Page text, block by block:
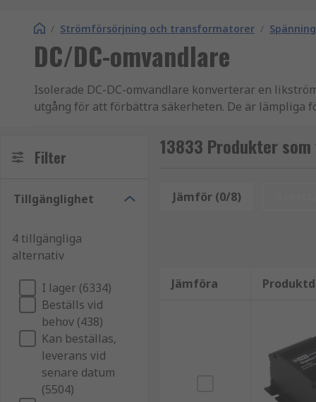
/ Strömförsörjning och transformatorer /
DC/DC-omvandlare
Isolerade DC-DC-omvandlare konverterar en
utgång för att förbättra säkerheten. De är
RS erbjuder ett omfattande urval av högkvalitativa
Vad används de till?
Isolerade DC-DC-omvandlare används inom
spänningen i en DC-försörjning från en nivå till en
Typer av isolerade DC-DC-omvandlare
Isolerade DC-DC-omvandlare finns i ett brett utbud
medicinskt och järnvägsgodkända omvandlare för
Paket- eller modultyper
Filter
Tillgänglighet
4 tillgängliga
alternativ
I lager (6334)
Beställs vid
behov (438)
Kan beställas,
leverans vid
senare datum
(5504)
13833 Produkter
Jämför (0/8)
Jämföra